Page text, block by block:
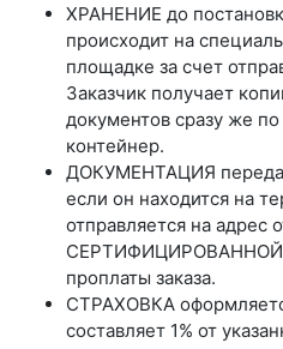
ХРАНЕНИЕ до
происходит на
площадке за счет
Заказчик получает
документов сразу же
контейнер.
ДОКУМЕНТАЦИЯ
если он находится на
отправляется на адрес
СЕРТИФИЦИРОВАННОЙ
проплаты заказа.
СТРАХОВКА
составляет 1% от